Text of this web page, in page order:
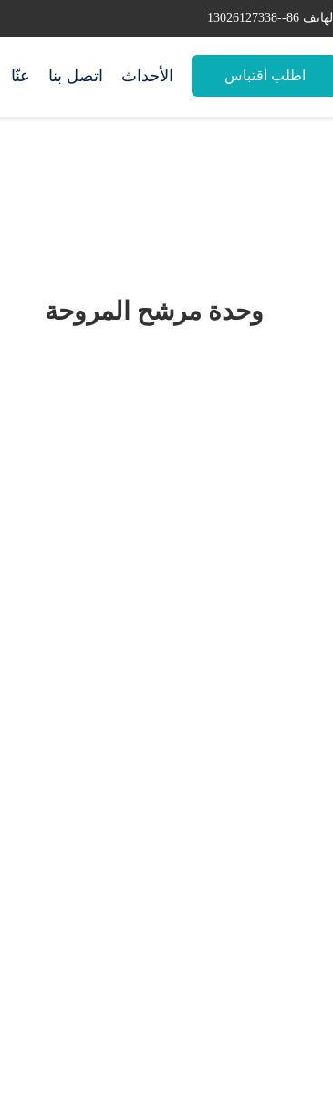
الهاتف 86--13026127338
عنّا اتصل بنا الأحداث اطلب اقتباس
وحدة مرشح المروحة